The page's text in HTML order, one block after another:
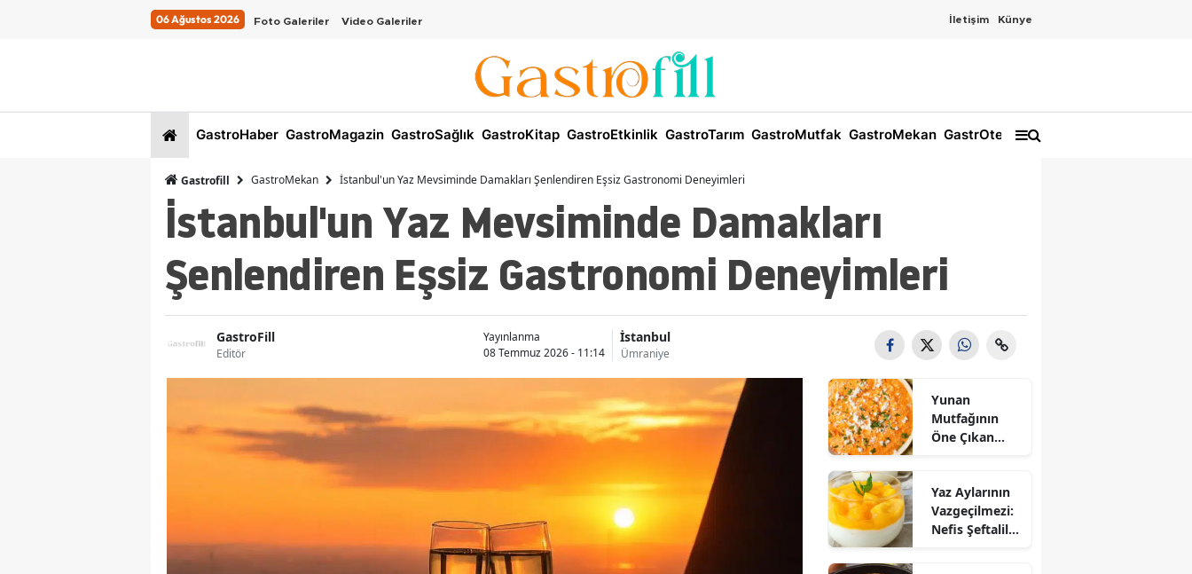
06 Ağustos 2026 Foto Galeriler Video Galeriler İletişim Künye
GastroHaber GastroMagazin GastroSağlık GastroKitap GastroEtkinlik GastroTarım GastroMutfak GastroMekan GastrOtel
Gastrofill GastroMekan İstanbul'un Yaz Mevsiminde Damakları Şenlendiren Eşsiz Gastronomi Deneyimleri
İstanbul'un Yaz Mevsiminde Damakları
Şenlendiren Eşsiz Gastronomi Deneyimleri
GastroFill
Editör
Yayınlanma
08 Temmuz 2026 - 11:14
İstanbul
Ümraniye
Yunan
Mutfağının
Öne Çıkan
Nasıl Yapılır?
Yaz Aylarının
Vazgeçilmezi:
Nefis Şeftalili